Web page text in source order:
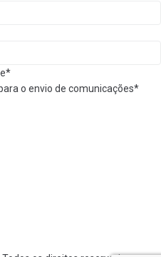
o envio de comunicações*